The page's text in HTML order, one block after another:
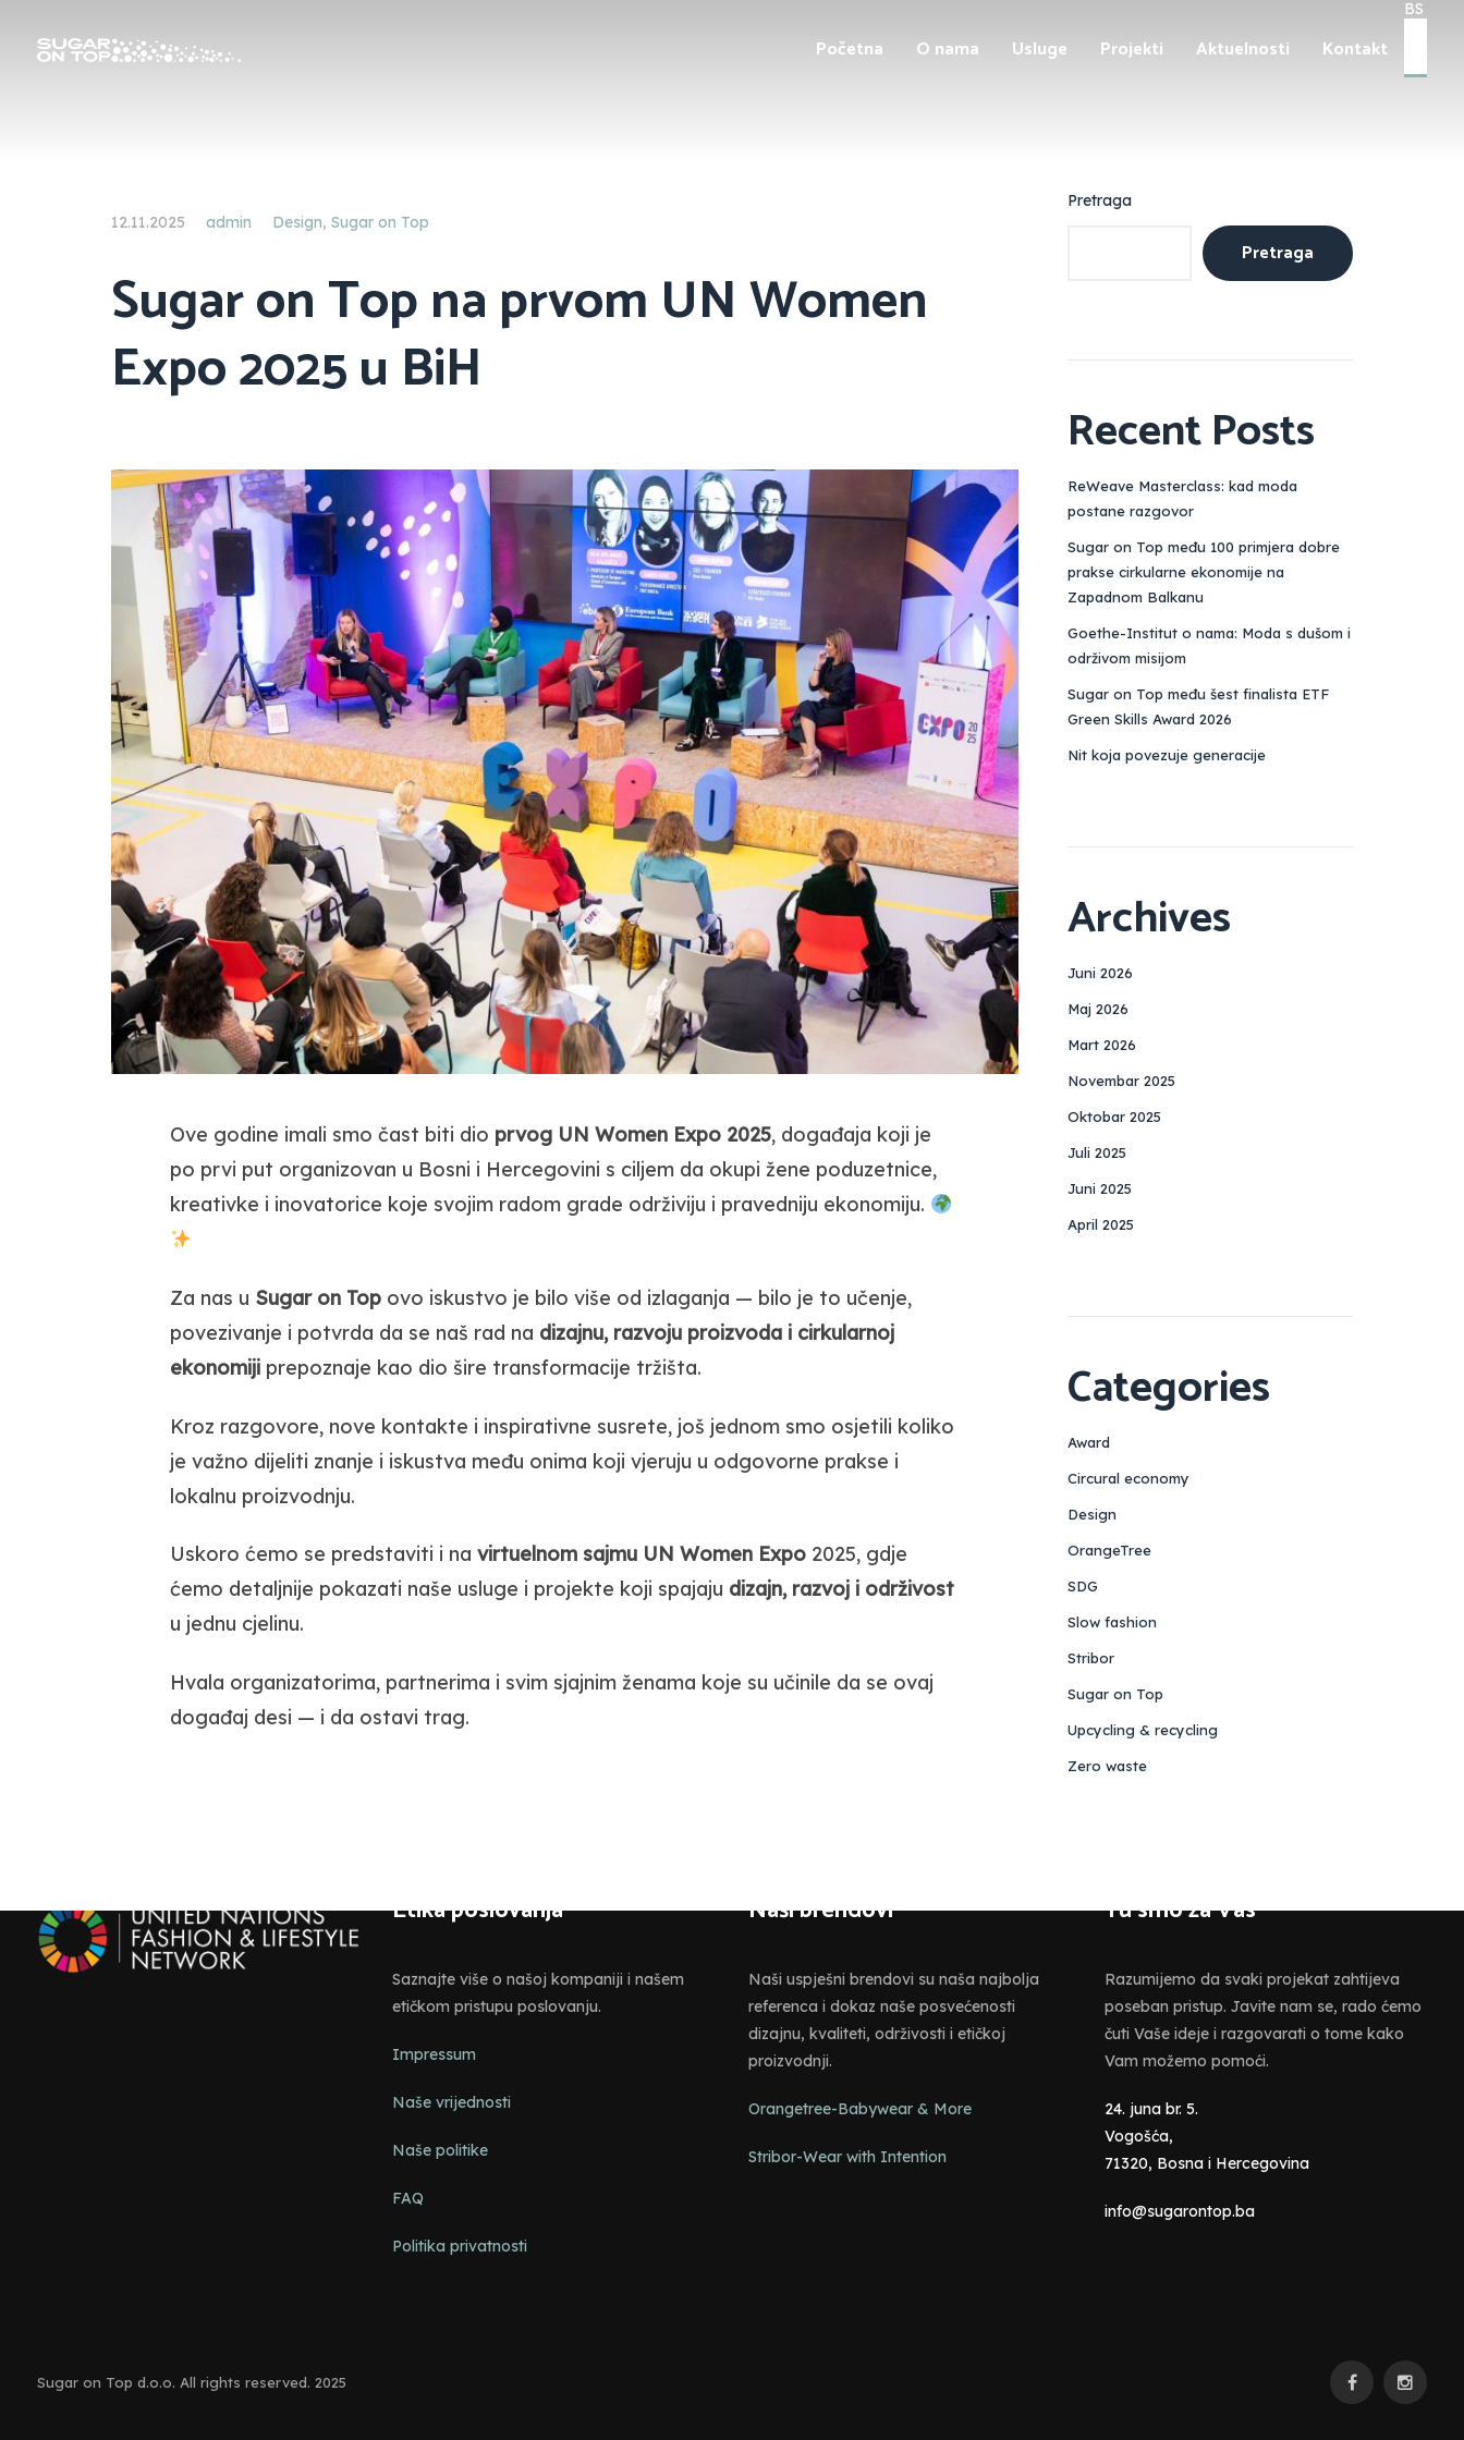
Početna O nama Usluge Projekti Aktuelnosti Kontakt
BS
12.11.2025 admin Design, Sugar on Top
Sugar on Top na prvom UN Women
Expo 2025 u BiH
Ove godine imali smo čast biti dio prvog UN Women Expo 2025, događaja koji je
po prvi put organizovan u Bosni i Hercegovini s ciljem da okupi žene poduzetnice,
kreativke i inovatorice koje svojim radom grade održiviju i pravedniju ekonomiju.
Za nas u Sugar on Topovo iskustvo je bilo više od izlaganja — bilo je to učenje,
povezivanje i potvrda da se naš rad na dizajnu, razvoju proizvoda i cirkularnoj
ekonomijiprepoznaje kao dio šire transformacije tržišta.
Kroz razgovore, nove kontakte i inspirativne susrete, još jednom smo osjetili koliko
je važno dijeliti znanje i iskustva među onima koji vjeruju u odgovorne prakse i
lokalnu proizvodnju.
Uskoro ćemo se predstaviti i na virtuelnom sajmu UN Women Expo2025, gdje
ćemo detaljnije pokazati naše usluge i projekte koji spajaju dizajn, razvoj i održivost
u jednu cjelinu.
Hvala organizatorima, partnerima i svim sjajnim ženama koje su učinile da se ovaj
događaj desi — i da ostavi trag.
Pretraga
Pretraga
Recent Posts
ReWeave Masterclass: kad moda
postane razgovor
Sugar on Top među 100 primjera dobre
prakse cirkularne ekonomije na
Zapadnom Balkanu
Goethe-Institut o nama: Moda s dušom i
održivom misijom
Sugar on Top među šest finalista ETF
Green Skills Award 2026
Nit koja povezuje generacije
Archives
Juni 2026
Maj 2026
Mart 2026
Novembar 2025
Oktobar 2025
Juli 2025
Juni 2025
April 2025
Categories
Award
Circural economy
Design
OrangeTree
SDG
Slow fashion
Stribor
Sugar on Top
Upcycling & recycling
Zero waste
Etika poslovanja
Saznajte više o našoj kompaniji i našem
etičkom pristupu poslovanju.
Impressum
Naše vrijednosti
Naše politike
FAQ
Politika privatnosti
Naši brendovi
Naši uspješni brendovi su naša najbolja
referenca i dokaz naše posvećenosti
dizajnu, kvaliteti, održivosti i etičkoj
proizvodnji.
Orangetree-Babywear & More
Stribor-Wear with Intention
Tu smo za Vas
Razumijemo da svaki projekat zahtijeva
poseban pristup. Javite nam se, rado ćemo
čuti Vaše ideje i razgovarati o tome kako
Vam možemo pomoći.
24. juna br. 5.
Vogošća,
71320, Bosna i Hercegovina
info@sugarontop.ba
Sugar on Top d.o.o. All rights reserved. 2025